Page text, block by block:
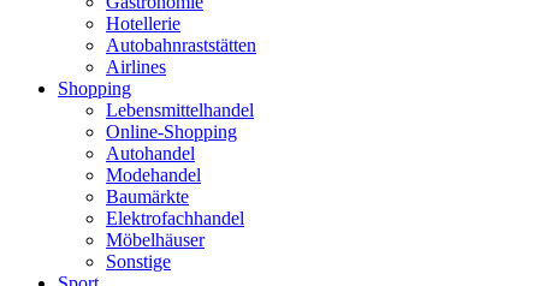
Hotellerie
Autobahnraststätten
Airlines
Shopping
Lebensmittelhandel
Online-Shopping
Autohandel
Modehandel
Baumärkte
Elektrofachhandel
Möbelhäuser
Sonstige